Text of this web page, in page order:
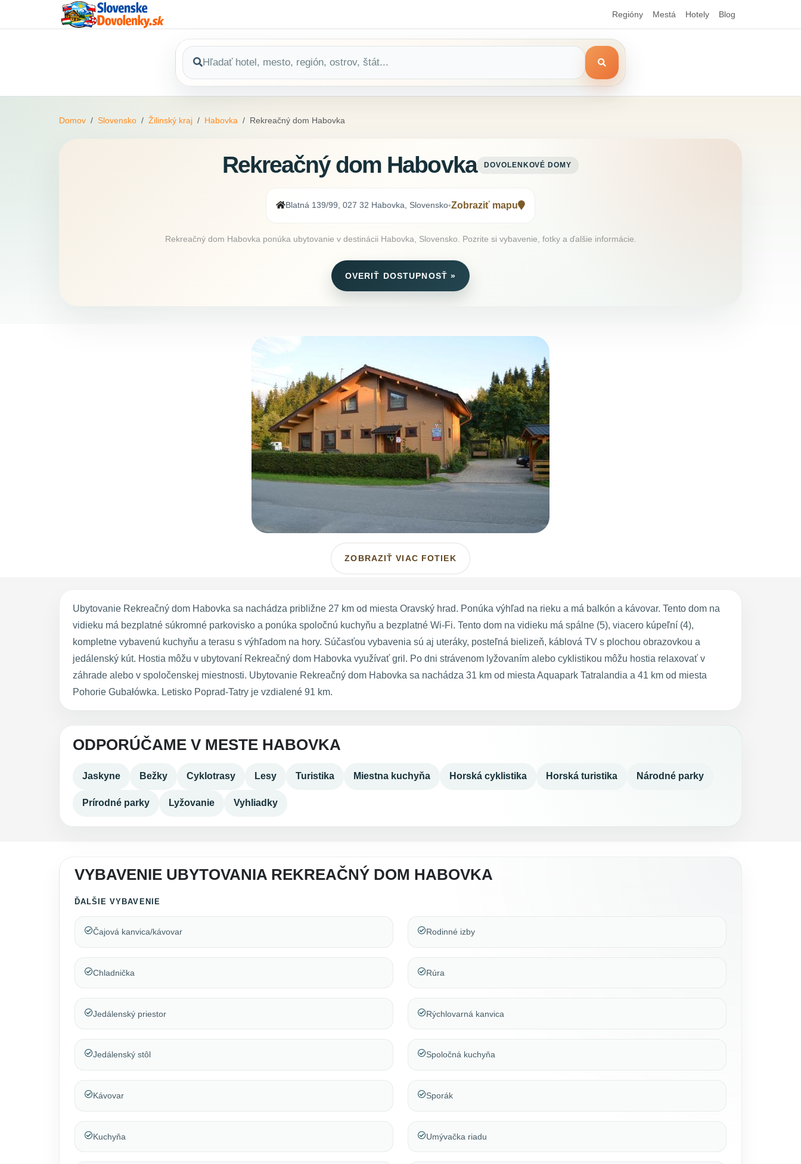
Regióny Mestá Hotely Blog
Domov Slovensko Žilinský kraj Habovka Rekreačný dom Habovka
Rekreačný dom Habovka DOVOLENKOVÉ DOMY
Blatná 139/99, 027 32 Habovka, Slovensko•Zobraziť mapu
Rekreačný dom Habovka ponúka ubytovanie v destinácii Habovka, Slovensko. Pozrite si vybavenie, fotky a ďalšie informácie.
OVERIŤ DOSTUPNOSŤ »
ZOBRAZIŤ VIAC FOTIEK
Ubytovanie Rekreačný dom Habovka sa nachádza približne 27 km od miesta Oravský hrad. Ponúka výhľad na rieku a má balkón a kávovar. Tento dom na
vidieku má bezplatné súkromné parkovisko a ponúka spoločnú kuchyňu a bezplatné Wi-Fi. Tento dom na vidieku má spálne (5), viacero kúpeľní (4),
kompletne vybavenú kuchyňu a terasu s výhľadom na hory. Súčasťou vybavenia sú aj uteráky, posteľná bielizeň, káblová TV s plochou obrazovkou a
jedálenský kút. Hostia môžu v ubytovaní Rekreačný dom Habovka využívať gril. Po dni strávenom lyžovaním alebo cyklistikou môžu hostia relaxovať v
záhrade alebo v spoločenskej miestnosti. Ubytovanie Rekreačný dom Habovka sa nachádza 31 km od miesta Aquapark Tatralandia a 41 km od miesta
Pohorie Gubałówka. Letisko Poprad-Tatry je vzdialené 91 km.
ODPORÚČAME V MESTE HABOVKA
Jaskyne Bežky Cyklotrasy Lesy Turistika Miestna kuchyňa Horská cyklistika Horská turistika Národné parky
Prírodné parky Lyžovanie Vyhliadky
VYBAVENIE UBYTOVANIA REKREAČNÝ DOM HABOVKA
ĎALŠIE VYBAVENIE
Čajová kanvica/kávovar
Chladnička
Jedálenský priestor
Jedálenský stôl
Kávovar
Kuchyňa
Rodinné izby
Rúra
Rýchlovarná kanvica
Spoločná kuchyňa
Sporák
Umývačka riadu